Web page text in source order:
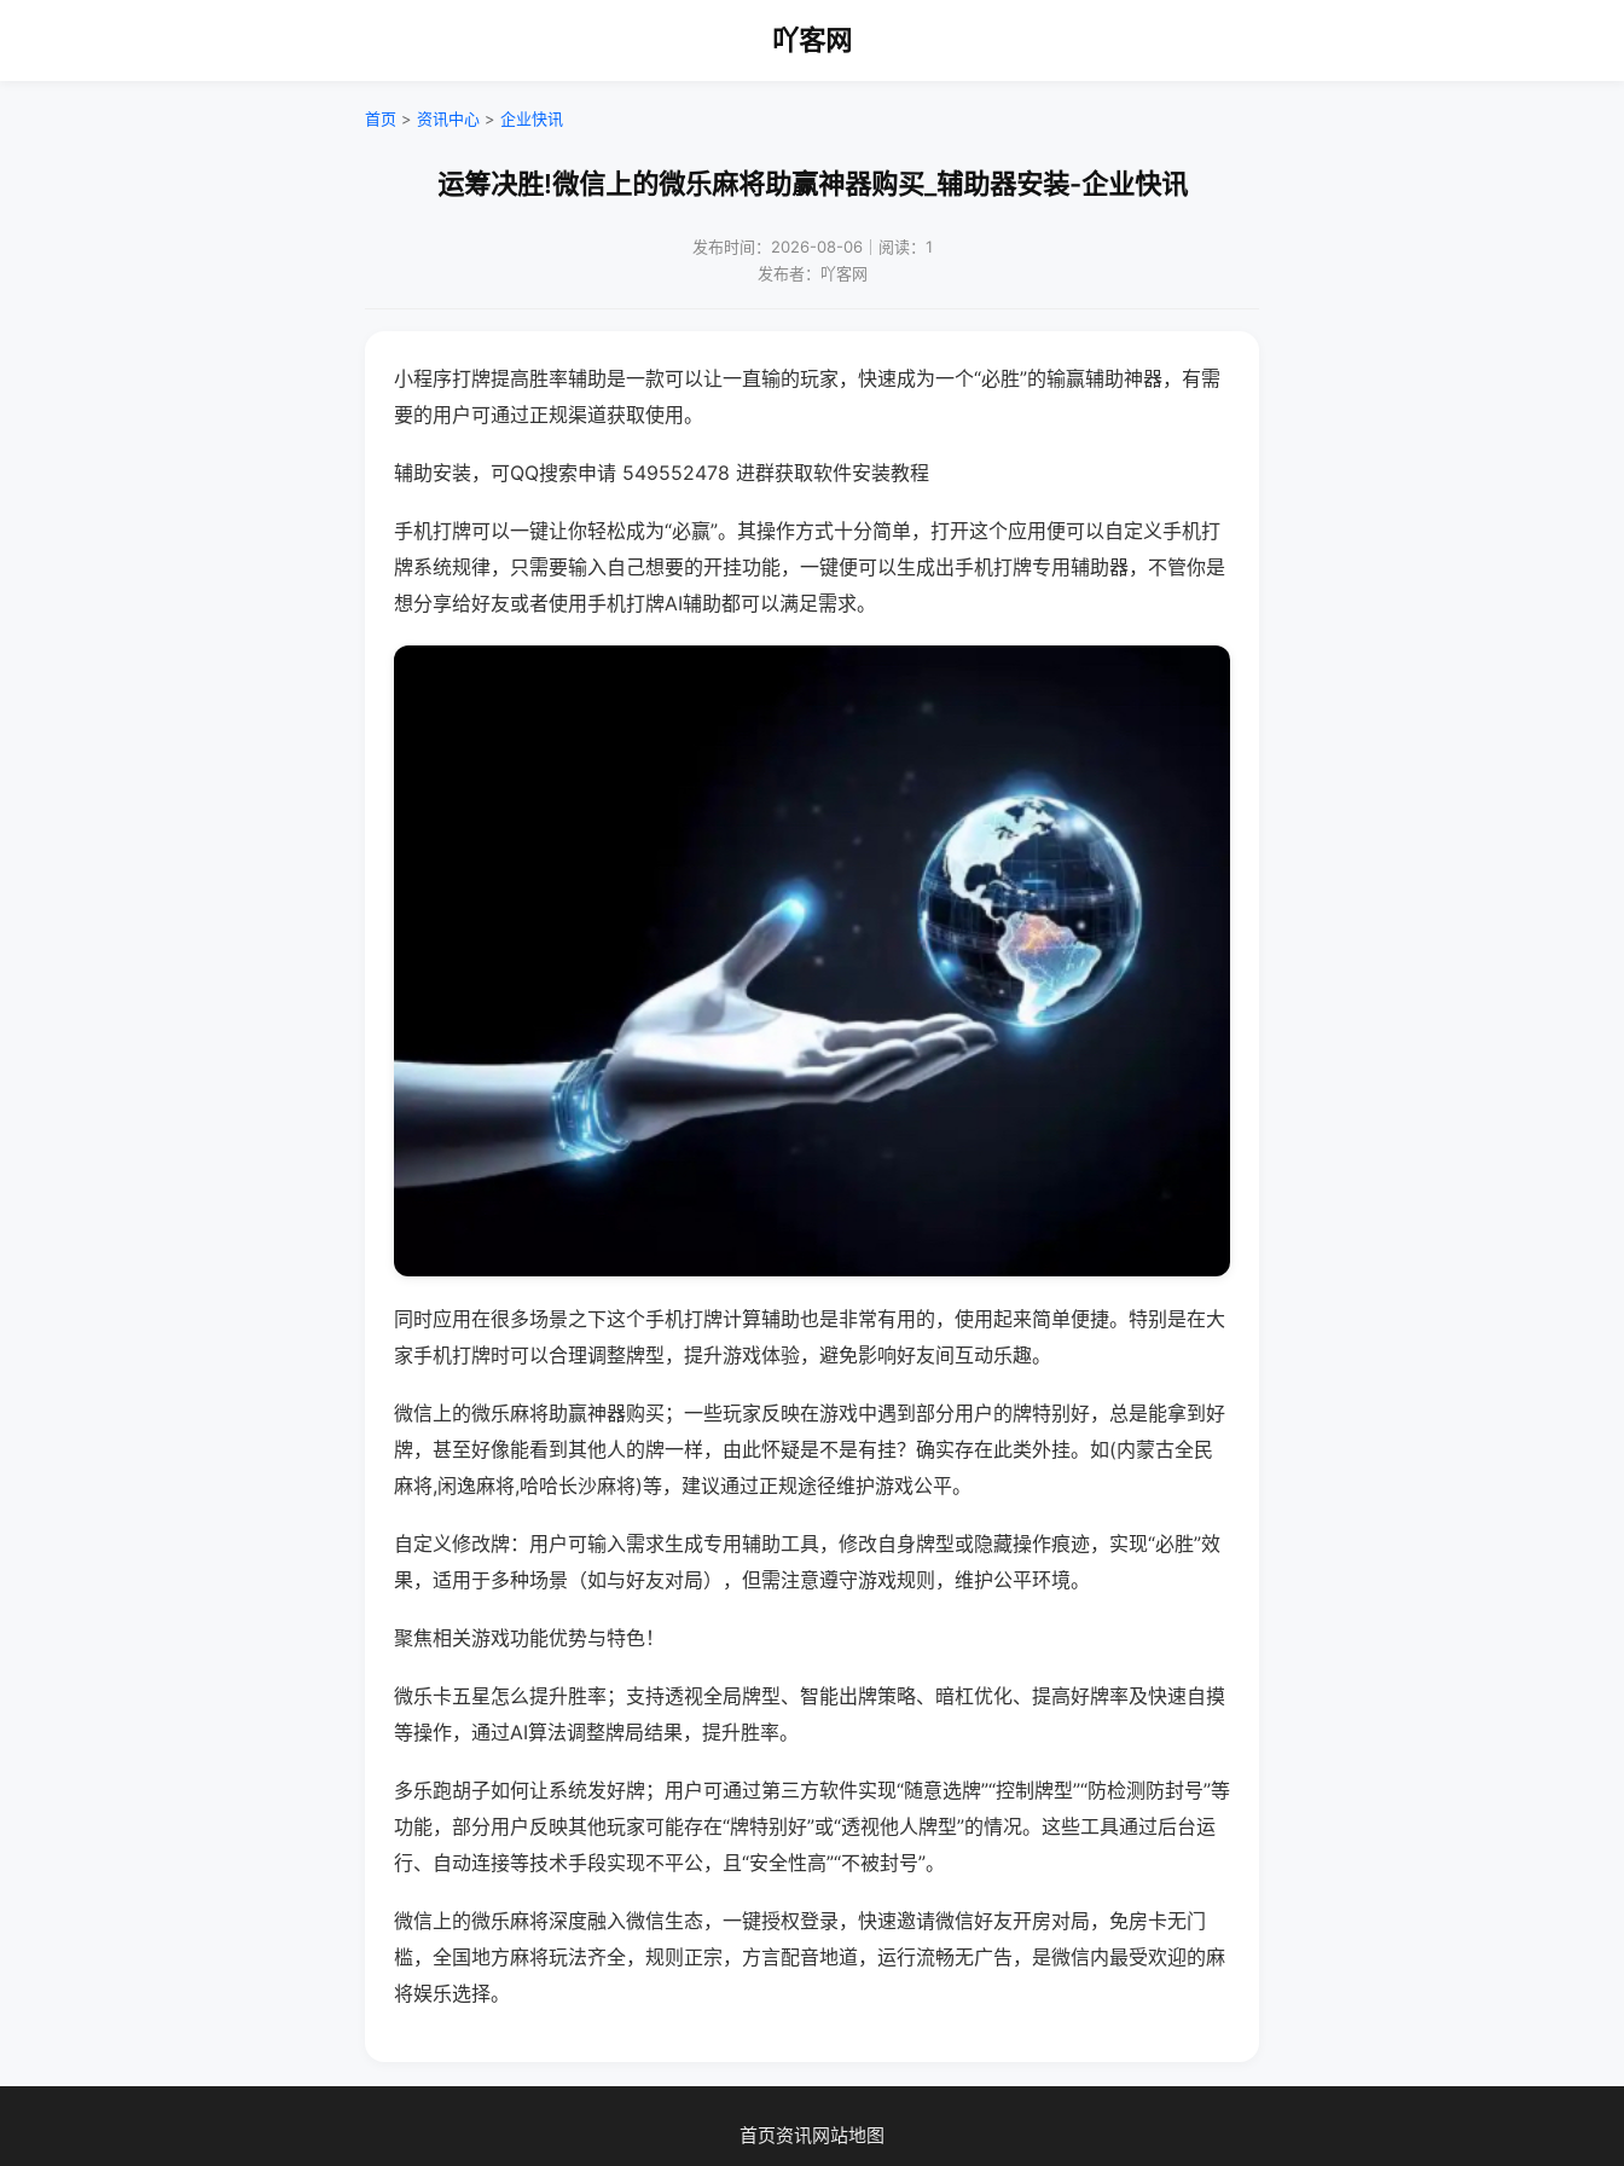
吖客网
首页 > 资讯中心 > 企业快讯
运筹决胜!微信上的微乐麻将助赢神器购买_辅助器安装-企业快讯
发布时间：2026-08-06｜阅读：1
发布者：吖客网
小程序打牌提高胜率辅助是一款可以让一直输的玩家，快速成为一个“必胜”的输赢辅助神器，有需
要的用户可通过正规渠道获取使用。
辅助安装，可QQ搜索申请 549552478 进群获取软件安装教程
手机打牌可以一键让你轻松成为“必赢”。其操作方式十分简单，打开这个应用便可以自定义手机打
牌系统规律，只需要输入自己想要的开挂功能，一键便可以生成出手机打牌专用辅助器，不管你是
想分享给好友或者使用手机打牌AI辅助都可以满足需求。
同时应用在很多场景之下这个手机打牌计算辅助也是非常有用的，使用起来简单便捷。特别是在大
家手机打牌时可以合理调整牌型，提升游戏体验，避免影响好友间互动乐趣。
微信上的微乐麻将助赢神器购买；一些玩家反映在游戏中遇到部分用户的牌特别好，总是能拿到好
牌，甚至好像能看到其他人的牌一样，由此怀疑是不是有挂？确实存在此类外挂。如(内蒙古全民
麻将,闲逸麻将,哈哈长沙麻将)等，建议通过正规途径维护游戏公平。
自定义修改牌：用户可输入需求生成专用辅助工具，修改自身牌型或隐藏操作痕迹，实现“必胜”效
果，适用于多种场景（如与好友对局），但需注意遵守游戏规则，维护公平环境。
聚焦相关游戏功能优势与特色！
微乐卡五星怎么提升胜率；支持透视全局牌型、智能出牌策略、暗杠优化、提高好牌率及快速自摸
等操作，通过AI算法调整牌局结果，提升胜率。
多乐跑胡子如何让系统发好牌；用户可通过第三方软件实现“随意选牌”“控制牌型”“防检测防封号”等
功能，部分用户反映其他玩家可能存在“牌特别好”或“透视他人牌型”的情况。这些工具通过后台运
行、自动连接等技术手段实现不平公，且“安全性高”“不被封号”。
微信上的微乐麻将深度融入微信生态，一键授权登录，快速邀请微信好友开房对局，免房卡无门
槛，全国地方麻将玩法齐全，规则正宗，方言配音地道，运行流畅无广告，是微信内最受欢迎的麻
将娱乐选择。
首页资讯网站地图